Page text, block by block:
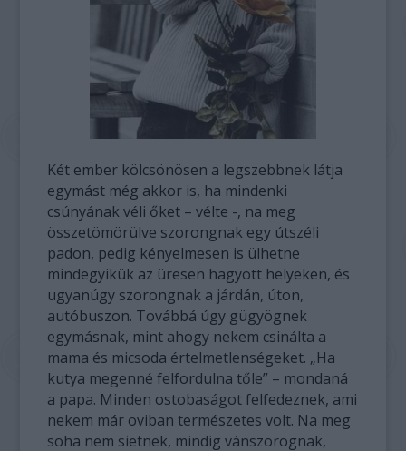
Két ember kölcsönösen a legszebbnek látja
egymást még akkor is, ha mindenki
csúnyának véli őket – vélte -, na meg
összetömörülve szorongnak egy útszéli
padon, pedig kényelmesen is ülhetne
mindegyikük az üresen hagyott helyeken, és
ugyanúgy szorongnak a járdán, úton,
autóbuszon. Továbbá úgy gügyögnek
egymásnak, mint ahogy nekem csinálta a
mama és micsoda értelmetlenségeket. „Ha
kutya megenné felfordulna tőle” – mondaná
a papa. Minden ostobaságot felfedeznek, ami
nekem már oviban természetes volt. Na meg
soha nem sietnek, mindig vánszorognak,